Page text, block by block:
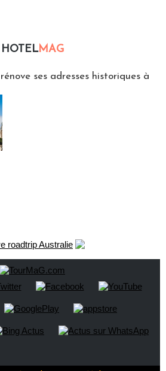
HOTELMAG
ses adresses historiques à